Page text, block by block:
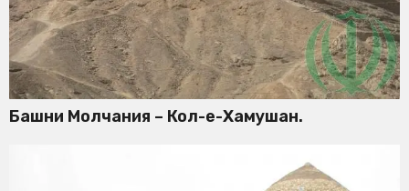
Башни Молчания – Кол-е-Хамушан.